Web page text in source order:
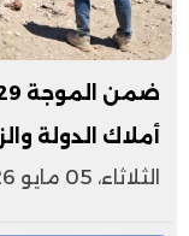
أملاك الدولة
الثلاثاء، 05 مايو 2026 10:02 ص